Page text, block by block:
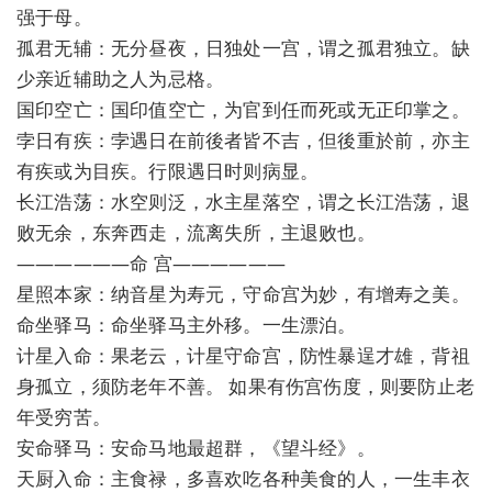
强于母。
孤君无辅：无分昼夜，日独处一宫，谓之孤君独立。缺
少亲近辅助之人为忌格。
国印空亡：国印值空亡，为官到任而死或无正印掌之。
孛日有疾：孛遇日在前後者皆不吉，但後重於前，亦主
有疾或为目疾。行限遇日时则病显。
长江浩荡：水空则泛，水主星落空，谓之长江浩荡，退
败无余，东奔西走，流离失所，主退败也。
——————命 宫——————
星照本家：纳音星为寿元，守命宫为妙，有增寿之美。
命坐驿马：命坐驿马主外移。一生漂泊。
计星入命：果老云，计星守命宫，防性暴逞才雄，背祖
身孤立，须防老年不善。 如果有伤宫伤度，则要防止老
年受穷苦。
安命驿马：安命马地最超群，《望斗经》。
天厨入命：主食禄，多喜欢吃各种美食的人，一生丰衣